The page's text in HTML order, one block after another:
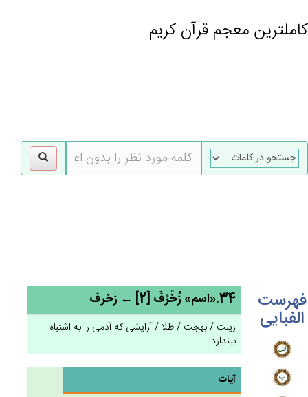
کاملترین معجم قرآن کریم
فهرست
الفبایی
34.«اسم» زُخْرُف‌َ [2] ← زخرف
زینت / بهجت / طلا / آرايشى كه آدمى را به اشتباه
بيندازد
آیات